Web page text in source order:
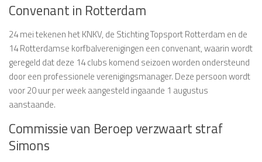
Convenant in Rotterdam
24 mei tekenen het KNKV, de Stichting Topsport Rotterdam en de
14 Rotterdamse korfbalverenigingen een convenant, waarin wordt
geregeld dat deze 14 clubs komend seizoen worden ondersteund
door een professionele verenigingsmanager. Deze persoon wordt
voor 20 uur per week aangesteld ingaande 1 augustus
aanstaande.
Commissie van Beroep verzwaart straf
Simons